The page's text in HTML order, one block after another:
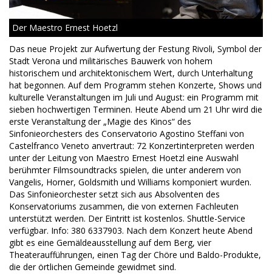
Der Maestro Ernest Hoetzl
Das neue Projekt zur Aufwertung der Festung Rivoli, Symbol der
Stadt Verona und militärisches Bauwerk von hohem
historischem und architektonischem Wert, durch Unterhaltung
hat begonnen. Auf dem Programm stehen Konzerte, Shows und
kulturelle Veranstaltungen im Juli und August: ein Programm mit
sieben hochwertigen Terminen. Heute Abend um 21 Uhr wird die
erste Veranstaltung der „Magie des Kinos“ des
Sinfonieorchesters des Conservatorio Agostino Steffani von
Castelfranco Veneto anvertraut: 72 Konzertinterpreten werden
unter der Leitung von Maestro Ernest Hoetzl eine Auswahl
berühmter Filmsoundtracks spielen, die unter anderem von
Vangelis, Horner, Goldsmith und Williams komponiert wurden.
Das Sinfonieorchester setzt sich aus Absolventen des
Konservatoriums zusammen, die von externen Fachleuten
unterstützt werden. Der Eintritt ist kostenlos. Shuttle-Service
verfügbar. Info: 380 6337903. Nach dem Konzert heute Abend
gibt es eine Gemäldeausstellung auf dem Berg, vier
Theateraufführungen, einen Tag der Chöre und Baldo-Produkte,
die der örtlichen Gemeinde gewidmet sind.